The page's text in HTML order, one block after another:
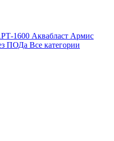
1600 Аквабласт Армис
ПОДа Все категории